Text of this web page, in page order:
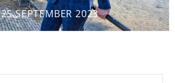
25 SEPTEMBER 2023